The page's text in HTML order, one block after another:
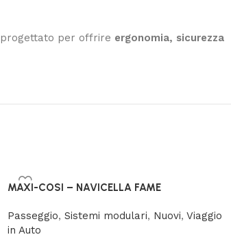
progettato per offrire ergonomia, sicurezza
MAXI-COSI – NAVICELLA FAME
Passeggio, Sistemi modulari, Nuovi, Viaggio
in Auto